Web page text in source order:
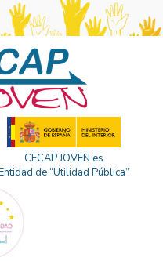
CECAP JOVEN es
de “Utilidad Pública”